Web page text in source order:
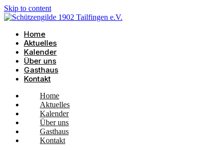
Skip to content
Home
Aktuelles
Kalender
Über uns
Gasthaus
Kontakt
Home
Aktuelles
Kalender
Über uns
Gasthaus
Kontakt